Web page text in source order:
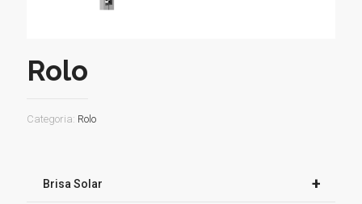
Rolo
Categoria: Rolo
+
Brisa Solar